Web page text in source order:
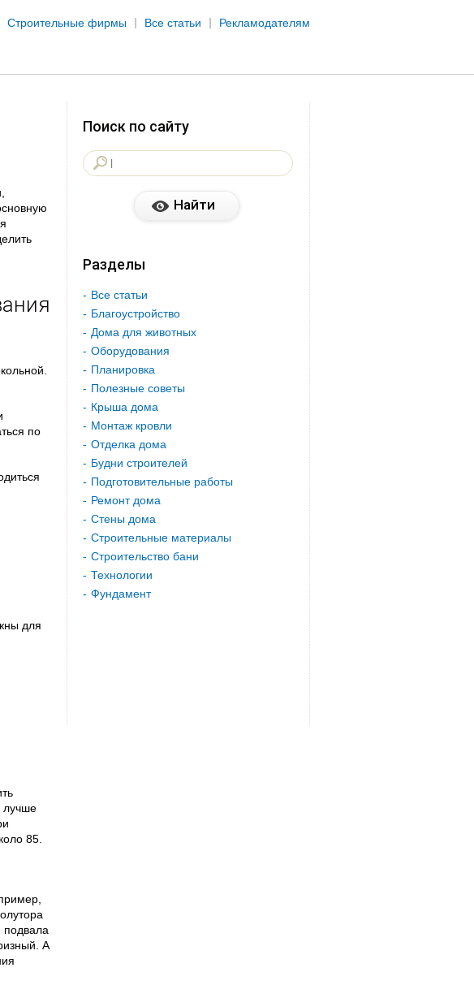
Строительные фирмы Все статьи Рекламодателям
по
для
лучше
85.
подвала
А
Поиск по сайту
Разделы
Все статьи
Благоустройство
Дома для животных
Оборудования
Планировка
Полезные советы
Крыша дома
Монтаж кровли
Отделка дома
Будни строителей
Подготовительные работы
Ремонт дома
Стены дома
Строительные материалы
Строительство бани
Технологии
Фундамент